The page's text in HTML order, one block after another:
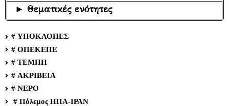
► Θεματικές ενότητες
# ΥΠΟΚΛΟΠΕΣ
# ΟΠΕΚΕΠΕ
# ΤΕΜΠΗ
# ΑΚΡΙΒΕΙΑ
# ΝΕΡΟ
# Πόλεμος ΗΠΑ-ΙΡΑΝ